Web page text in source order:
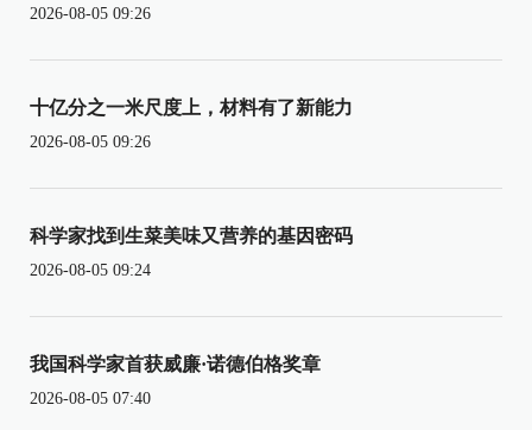
2026-08-05 09:26
十亿分之一米尺度上，材料有了新能力
2026-08-05 09:26
科学家找到生菜美味又营养的基因密码
2026-08-05 09:24
我国科学家首获威廉·诺德伯格奖章
2026-08-05 07:40